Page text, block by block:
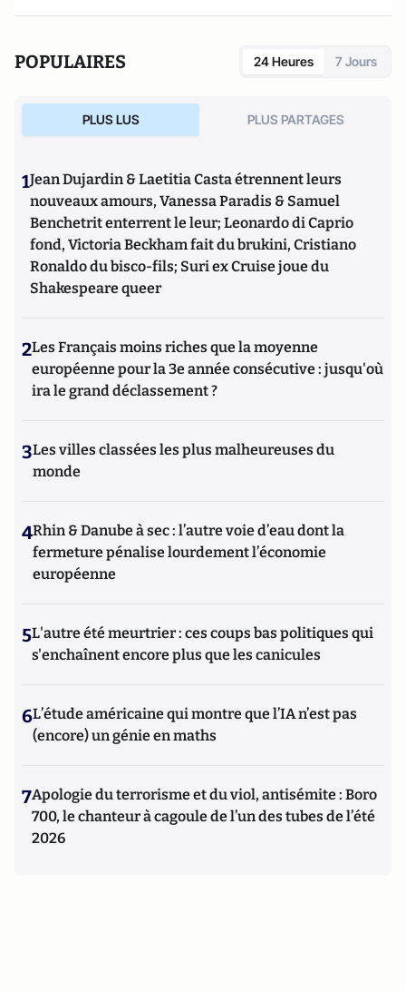
vient tout juste de sortir.
POPULAIRES 24 Heures 7 Jours
PLUS LUS PLUS PARTAGES
1Jean Dujardin & Laetitia Casta étrennent leurs
nouveaux amours, Vanessa Paradis & Samuel
Benchetrit enterrent le leur; Leonardo di Caprio
fond, Victoria Beckham fait du brukini, Cristiano
Ronaldo du bisco-fils; Suri ex Cruise joue du
Shakespeare queer
2Les Français moins riches que la moyenne
européenne pour la 3e année consécutive : jusqu'où
ira le grand déclassement ?
3Les villes classées les plus malheureuses du
monde
4Rhin & Danube à sec : l’autre voie d’eau dont la
fermeture pénalise lourdement l’économie
européenne
5L'autre été meurtrier : ces coups bas politiques qui
s'enchaînent encore plus que les canicules
6L’étude américaine qui montre que l’IA n’est pas
(encore) un génie en maths
7Apologie du terrorisme et du viol, antisémite : Boro
700, le chanteur à cagoule de l’un des tubes de l’été
2026